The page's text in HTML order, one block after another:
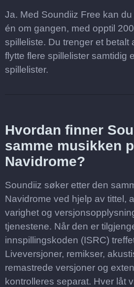
Ja. Med Soundiiz Free kan
én om gangen, med opptil
spilleliste. Du trenger et betalt
flytte flere spillelister samtidig
spillelister.
Hvordan finner
samme musikken
Navidrome?
Soundiiz søker etter den
Navidrome ved hjelp av tittel,
varighet og
tjenestene. Når den er
innspillingskoden (ISRC)
Liveversjoner, remikser,
remastrede versjoner og
kontrolleres separat. Hver låt